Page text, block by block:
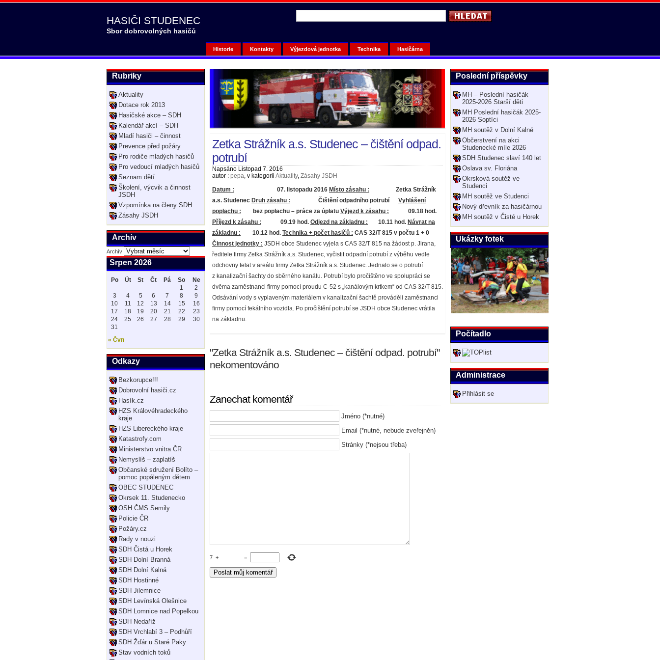
HASIČI STUDENEC
Sbor dobrovolných hasičů
Historie Kontakty Výjezdová jednotka Technika Hasičárna
Zetka Strážník a.s. Studenec – čištění odpad.
potrubí
Napsáno Listopad 7. 2016
autor : pepa, v kategorii Aktuality, Zásahy JSDH
Datum : 07. listopadu 2016 Místo zásahu : Zetka Strážník
a.s. Studenec Druh zásahu : Čištění odpadního potrubí
Vyhlášení
poplachu : bez poplachu – práce za úplatu Výjezd k zásahu : 09.18 hod.
Příjezd k zásahu : 09.19 hod. Odjezd na základnu : 10.11 hod. Návrat na
základnu : 10.12 hod. Technika + počet hasičů : CAS 32/T 815 v počtu 1 + 0
Činnost jednotky : JSDH obce Studenec vyjela s CAS 32/T 815 na žádost p. Jirana,
ředitele firmy Zetka Strážník a.s. Studenec, vyčistit odpadní potrubí z výběhu vedle
odchovny telat v areálu firmy Zetka Strážník a.s. Studenec. Jednalo se o potrubí
z kanalizační šachty do sběrného kanálu. Potrubí bylo pročištěno ve spolupráci se
dvěma zaměstnanci firmy pomocí proudu C-52 s „kanálovým krtkem“ od CAS 32/T 815.
Odsávání vody s vyplaveným materiálem v kanalizační šachtě prováděli zaměstnanci
firmy pomocí fekálního vozidla. Po pročištění potrubí se JSDH obce Studenec vrátila
na základnu.
"Zetka Strážník a.s. Studenec – čištění odpad. potrubí"
nekomentováno
Zanechat komentář
Jméno (*nutné)
Email (*nutné, nebude zveřejněn)
Stránky (*nejsou třeba)
7 + =
Poslední příspěvky
MH – Poslední hasičák
2025-2026 Starší děti
MH Poslední hasičák 2025-
2026 Soptíci
MH soutěž v Dolní Kalné
Občerstvení na akci
Studenecké míle 2026
SDH Studenec slaví 140 let
Oslava sv. Floriána
Okrsková soutěž ve
Studenci
MH soutěž ve Studenci
Nový dřevník za hasičárnou
MH soutěž v Čisté u Horek
Ukázky fotek
Počítadlo
Administrace
Přihlásit se
Rubriky
Aktuality
Dotace rok 2013
Hasičské akce – SDH
Kalendář akcí – SDH
Mladí hasiči – činnost
Prevence před požáry
Pro rodiče mladých hasičů
Pro vedoucí mladých hasičů
Seznam dětí
Školení, výcvik a činnost
JSDH
Vzpomínka na členy SDH
Zásahy JSDH
Archív
Archív
Srpen 2026
Po Út St Čt Pá So Ne
« Čvn
1
2
3
4 5 6 7 8
9
10
11 12 13 14 15
16
17
18 19 20 21 22
23
24
25 26 27 28 29
30
31
Odkazy
Bezkorupce!!!
Dobrovolní hasiči.cz
Hasík.cz
HZS Královéhradeckého
kraje
HZS Libereckého kraje
Katastrofy.com
Ministerstvo vnitra ČR
Nemyslíš – zaplatíš
Občanské sdružení Bolíto –
pomoc popáleným dětem
OBEC STUDENEC
Okrsek 11. Studenecko
OSH ČMS Semily
Policie ČR
Požáry.cz
Rady v nouzi
SDH Čistá u Horek
SDH Dolní Branná
SDH Dolní Kalná
SDH Hostinné
SDH Jilemnice
SDH Levínská Olešnice
SDH Lomnice nad Popelkou
SDH Nedaříž
SDH Vrchlabí 3 – Podhůří
SDH Žďár u Staré Paky
Stav vodních toků